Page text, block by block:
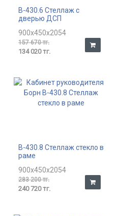
В-430.6 Стеллаж с
дверью ДСП
900x450x2054
157 670 тг.
134 020 тг.
В-430.8 Стеллаж стекло в
раме
900x450x2054
283 200 тг.
240 720 тг.